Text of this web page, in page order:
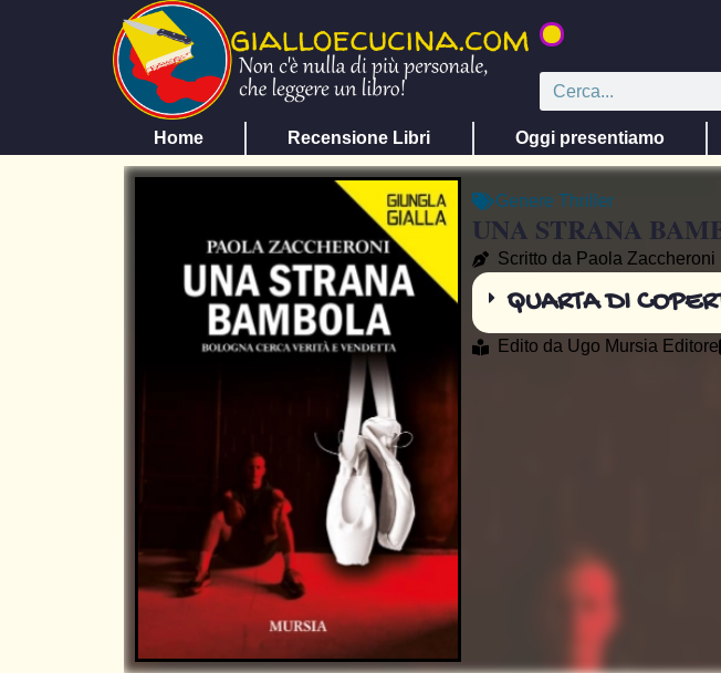
Home Recensione Libri Oggi presentiamo
Genere Thriller
UNA STRANA
Scritto da Paola Zaccheroni
QUARTA DI
Edito da Ugo Mursia Editore